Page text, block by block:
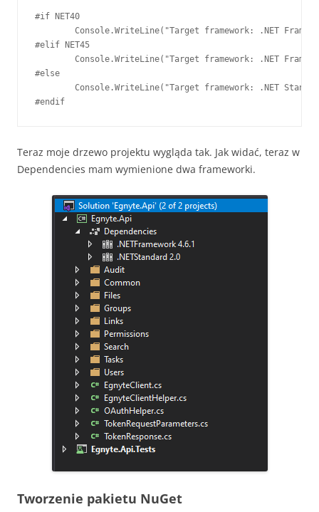
#if NET40
Console.WriteLine("Target framework: .NET
#elif NET45
Console.WriteLine("Target framework: .NET
#else
Console.WriteLine("Target framework: .NET
#endif
Teraz moje drzewo projektu wygląda tak. Jak widać, teraz w
Dependencies mam wymienione dwa frameworki.
Tworzenie pakietu NuGet